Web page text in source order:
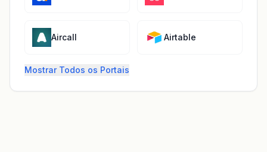
Aircall Airtable
Mostrar Todos os Portais